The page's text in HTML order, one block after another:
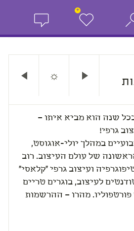
+
☼
שנה הוא מביא איתו –
גרפי!
במהלך יולי-אוגוסט,
של עולם העיצוב. רוב
ועיצוב גרפי "קלאסי"
לעיצוב, בוגרים טריים
מהרו – ההרשמות